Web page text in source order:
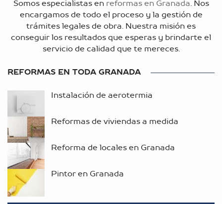
Somos especialistas en reformas en Granada. Nos
encargamos de todo el proceso y la gestión de
trámites legales de obra. Nuestra misión es
conseguir los resultados que esperas y brindarte el
servicio de calidad que te mereces.
REFORMAS EN TODA GRANADA
Instalación de aerotermia
Reformas de viviendas a medida
Reforma de locales en Granada
Pintor en Granada